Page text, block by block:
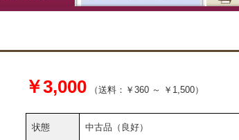
￥3,000 （送料：￥360 ～ ￥1,500）
状態 中古品（良好）